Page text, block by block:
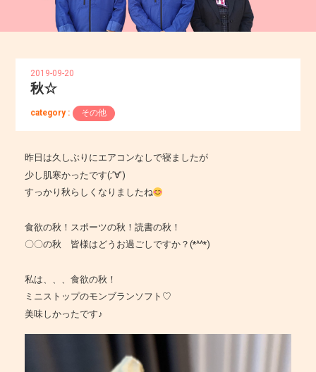
2019-09-20
秋☆
category : その他
昨日は久しぶりにエアコンなしで寝ましたが
少し肌寒かったです(;’∀’)
すっかり秋らしくなりましたね
食欲の秋！スポーツの秋！読書の秋！
〇〇の秋 皆様はどうお過ごしですか？(*^^*)
私は、、、食欲の秋！
ミニストップのモンブランソフト♡
美味しかったです♪